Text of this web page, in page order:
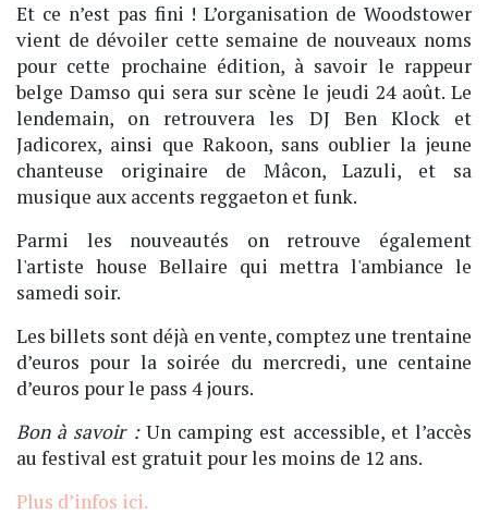
Et ce n’est pas fini ! L’organisation de Woodstower
vient de dévoiler cette semaine de nouveaux noms
pour cette prochaine édition, à savoir le rappeur
belge Damso qui sera sur scène le jeudi 24 août. Le
lendemain, on retrouvera les DJ Ben Klock et
Jadicorex, ainsi que Rakoon, sans oublier la jeune
chanteuse originaire de Mâcon, Lazuli, et sa
musique aux accents reggaeton et funk.
Parmi les nouveautés on retrouve également
l'artiste house Bellaire qui mettra l'ambiance le
samedi soir.
Les billets sont déjà en vente, comptez une trentaine
d’euros pour la soirée du mercredi, une centaine
d’euros pour le pass 4 jours.
Bon à savoir : Un camping est accessible, et l’accès
au festival est gratuit pour les moins de 12 ans.
Plus d’infos ici.